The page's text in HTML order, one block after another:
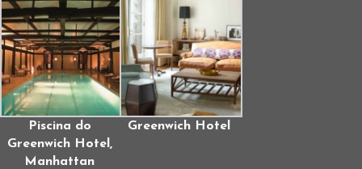
Piscina do
Greenwich Hotel,
Manhattan
Greenwich Hotel